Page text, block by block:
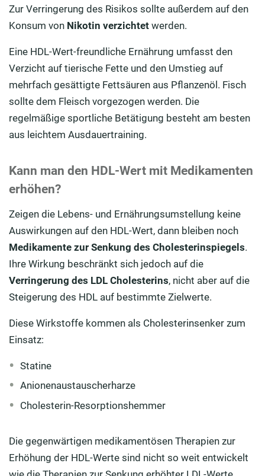
Zur Verringerung des Risikos sollte außerdem auf den
Konsum von Nikotin verzichtet werden.
Eine HDL-Wert-freundliche Ernährung umfasst den
Verzicht auf tierische Fette und den Umstieg auf
mehrfach gesättigte Fettsäuren aus Pflanzenöl. Fisch
sollte dem Fleisch vorgezogen werden. Die
regelmäßige sportliche Betätigung besteht am besten
aus leichtem Ausdauertraining.
Kann man den HDL-Wert mit Medikamenten
erhöhen?
Zeigen die Lebens- und Ernährungsumstellung keine
Auswirkungen auf den HDL-Wert, dann bleiben noch
Medikamente zur Senkung des Cholesterinspiegels.
Ihre Wirkung beschränkt sich jedoch auf die
Verringerung des LDL Cholesterins, nicht aber auf die
Steigerung des HDL auf bestimmte Zielwerte.
Diese Wirkstoffe kommen als Cholesterinsenker zum
Einsatz:
Statine
Anionenaustauscherharze
Cholesterin-Resorptionshemmer
Die gegenwärtigen medikamentösen Therapien zur
Erhöhung der HDL-Werte sind nicht so weit entwickelt